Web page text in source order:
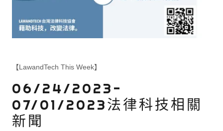
【LawandTech This Week】
06/24/2023-
07/01/2023法律科技相關
新聞